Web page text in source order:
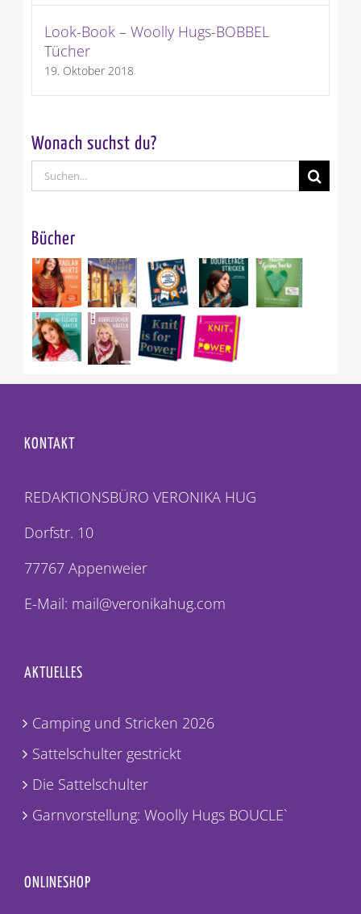
Look-Book – Woolly Hugs-BOBBEL
Tücher
19. Oktober 2018
Wonach suchst du?
Suche
nach:
Bücher
KONTAKT
REDAKTIONSBÜRO VERONIKA HUG
Dorfstr. 10
77767 Appenweier
E-Mail: mail@veronikahug.com
AKTUELLES
Camping und Stricken 2026
Sattelschulter gestrickt
Die Sattelschulter
Garnvorstellung: Woolly Hugs BOUCLE`
ONLINESHOP